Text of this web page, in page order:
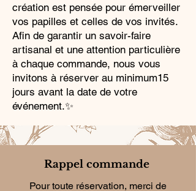
création est pensée pour émerveiller
vos papilles et celles de vos invités.
Afin de garantir un savoir-faire
artisanal et une attention particulière
à chaque commande, nous vous
invitons à réserver au minimum15
jours avant la date de votre
événement.✨
Rappel commande
Pour toute réservation, merci de